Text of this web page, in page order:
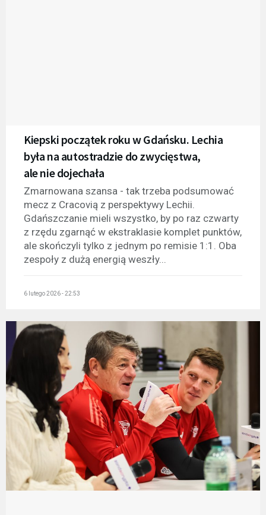
Kiepski początek roku w Gdańsku. Lechia
była na autostradzie do zwycięstwa,
ale nie dojechała
Zmarnowana szansa - tak trzeba podsumować
mecz z Cracovią z perspektywy Lechii.
Gdańszczanie mieli wszystko, by po raz czwarty
z rzędu zgarnąć w ekstraklasie komplet punktów,
ale skończyli tylko z jednym po remisie 1:1. Oba
zespoły z dużą energią weszły...
6 lutego 2026 - 22:53